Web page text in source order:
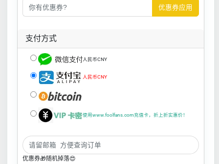
优惠券应用
支付方式
人民币CNY
人民币CNY
使用www.foolfans.com充值卡，折上折实惠价！
优惠券🎁随机掉落😍